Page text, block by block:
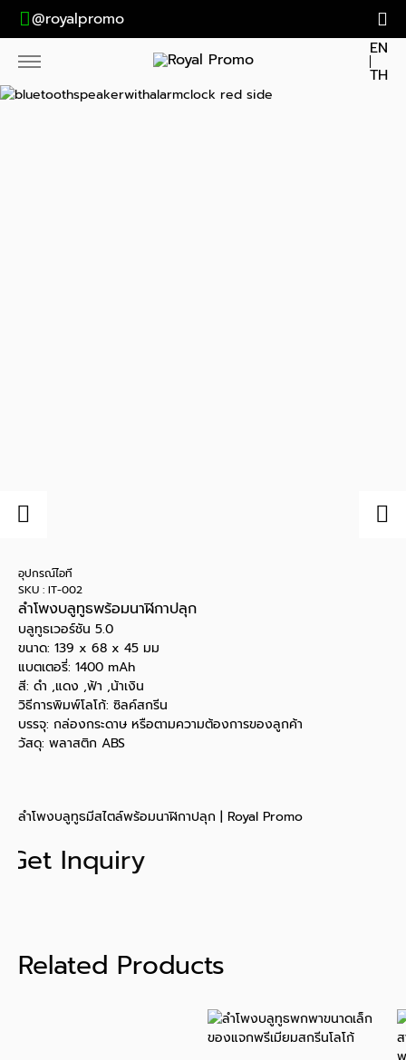
@royalpromo
EN
TH
อุปกรณ์ไอที
SKU : IT-002
ลำโพงบลูทูธพร้อมนาฬิกาปลุก
บลูทูธเวอร์ชัน 5.0
ขนาด: 139 x 68 x 45 มม
แบตเตอรี่: 1400 mAh
สี: ดำ ,แดง ,ฟ้า ,น้าเงิน
วิธีการพิมพ์โลโก้: ซิลค์สกรีน
บรรจุ: กล่องกระดาษ หรือตามความต้องการของลูกค้า
วัสดุ: พลาสติก ABS
ลำโพงบลูทูธมีสไตล์พร้อมนาฬิกาปลุก | Royal Promo
Get Inquiry
Related Products